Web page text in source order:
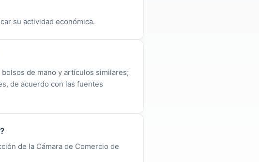
su actividad económica.
de mano y artículos similares;
de acuerdo con las fuentes
de la Cámara de Comercio de